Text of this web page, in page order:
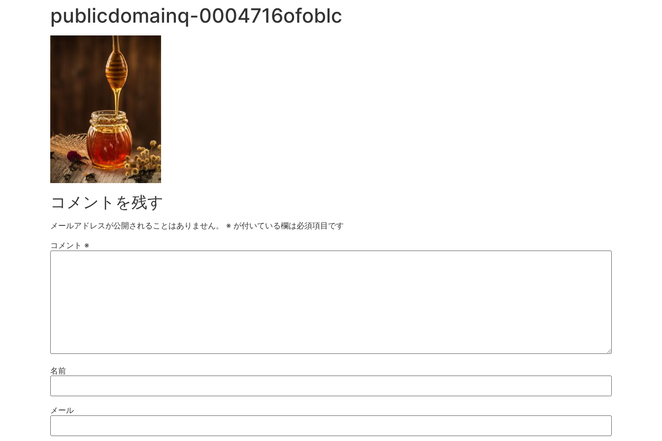
publicdomainq-0004716ofoblc
コメントを残す
メールアドレスが公開されることはありません。 ※ が付いている欄は必須項目です
コメント ※
名前
メール